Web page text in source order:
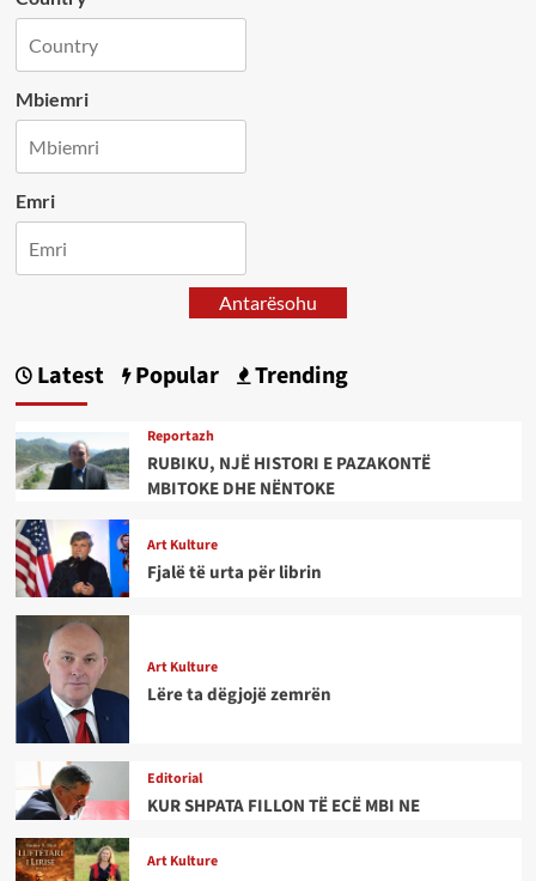
Mbiemri
Emri
Antarësohu
Latest Popular Trending
Reportazh
RUBIKU, NJË HISTORI E PAZAKONTË
MBITOKE DHE NËNTOKE
Art Kulture
Fjalë të urta për librin
Art Kulture
Lëre ta dëgjojë zemrën
Editorial
KUR SHPATA FILLON TË ECË MBI NE
Art Kulture